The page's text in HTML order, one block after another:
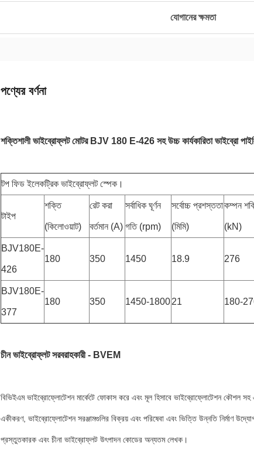
যোগানের ক্ষমতা
পণ্যের বর্ণনা
শক্তিশালী ভাইব্রোফ্লট মোটর BJV 180 E-426 সহ উচ্চ কার্যকারিতা ভাইব্রো
টপ ফিড ইলেকট্রিক ভাইব্রোফ্লট স্পেক।
টাইপ
শক্তি
(কিলোওয়াট)
রেট করা
বর্তমান (A)
সর্বাধিক ঘূর্ণন
গতি (rpm)
সর্বোচ্চ প্রশস্ততা
(মিমি)
কম্পন
(kN)
BJV180E-
426
180 350 1450 18.9 276
BJV180E-
377
180 350 1450-180021 180-
চীন ভাইব্রোফ্লট সরবরাহকারী - BVEM
বিভিইএম ভাইব্রোফ্লোটেশন মার্কেটে ফোকাস করে এবং মূল হিসাবে ভাইব্রোফ্লোটেশন কৌশল সহ
একীকরণ, ভাইব্রোফ্লোটেশন সরঞ্জামগুলির বিক্রয় এবং পরিষেবা এবং ভিত্তি উন্নতি নির্মাণ
প্রস্তুতকারক এবং চীনা ভাইব্রোফ্লট উৎপাদন কোডের অন্যতম লেখক।